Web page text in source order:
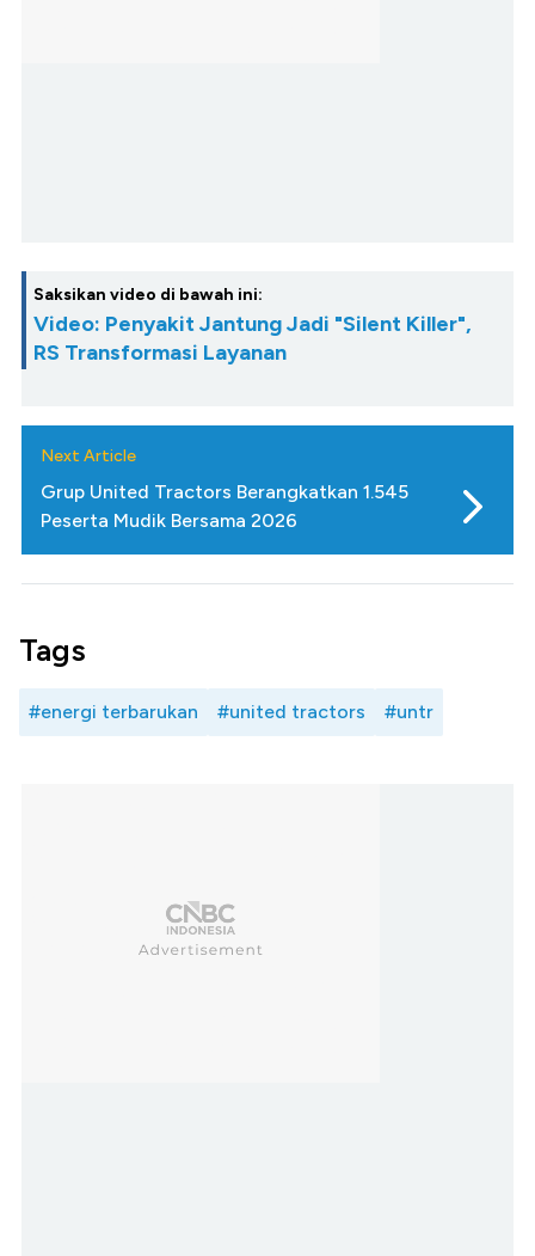
Saksikan video di bawah ini:
Video: Penyakit Jantung Jadi "Silent Killer",
RS Transformasi Layanan
Next Article
Grup United Tractors Berangkatkan 1.545
Peserta Mudik Bersama 2026
Tags
#energi terbarukan #united tractors #untr